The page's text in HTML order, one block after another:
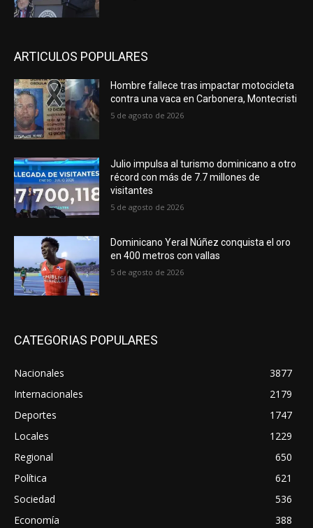
ARTICULOS POPULARES
Hombre fallece tras impactar motocicleta
contra una vaca en Carbonera, Montecristi
5 de agosto de 2026
Julio impulsa al turismo dominicano a otro
récord con más de 7.7 millones de
visitantes
5 de agosto de 2026
Dominicano Yeral Núñez conquista el oro
en 400 metros con vallas
5 de agosto de 2026
CATEGORIAS POPULARES
Nacionales
3877
Internacionales
2179
Deportes
1747
Locales
1229
Regional
650
Política
621
Sociedad
536
Economía
388